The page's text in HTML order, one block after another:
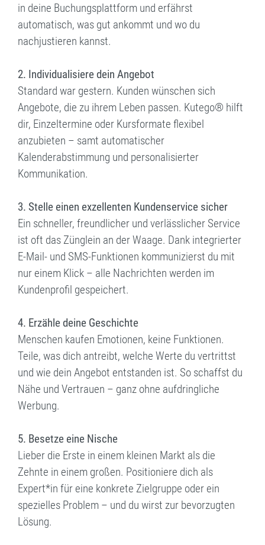
in deine Buchungsplattform und erfährst
automatisch, was gut ankommt und wo du
nachjustieren kannst.
2. Individualisiere dein Angebot
Standard war gestern. Kunden wünschen sich
Angebote, die zu ihrem Leben passen. Kutego® hilft
dir, Einzeltermine oder Kursformate flexibel
anzubieten – samt automatischer
Kalenderabstimmung und personalisierter
Kommunikation.
3. Stelle einen exzellenten Kundenservice sicher
Ein schneller, freundlicher und verlässlicher Service
ist oft das Zünglein an der Waage. Dank integrierter
E-Mail- und SMS-Funktionen kommunizierst du mit
nur einem Klick – alle Nachrichten werden im
Kundenprofil gespeichert.
4. Erzähle deine Geschichte
Menschen kaufen Emotionen, keine Funktionen.
Teile, was dich antreibt, welche Werte du vertrittst
und wie dein Angebot entstanden ist. So schaffst du
Nähe und Vertrauen – ganz ohne aufdringliche
Werbung.
5. Besetze eine Nische
Lieber die Erste in einem kleinen Markt als die
Zehnte in einem großen. Positioniere dich als
Expert*in für eine konkrete Zielgruppe oder ein
spezielles Problem – und du wirst zur bevorzugten
Lösung.